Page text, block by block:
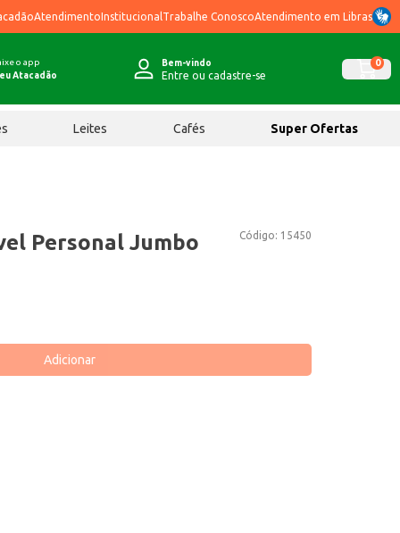
AtendimentoInstitucional Trabalhe ConoscoAtendimento em Libras
o app
Atacadão
Bem-vindo
Entre ou cadastre-se
0
Leites Cafés Super Ofertas
Código: 15450
Personal Jumbo
Adicionar